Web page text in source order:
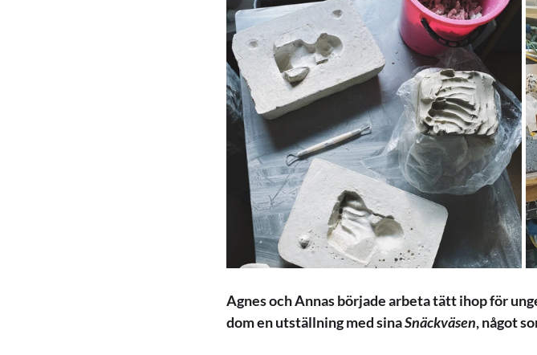
Agnes och Annas började arbeta tätt ihop för
dom en utställning med sina Snäckväsen, något